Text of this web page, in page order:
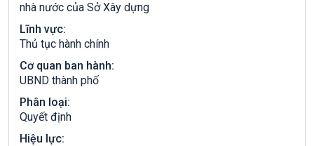
nhà nước của Sở Xây dựng
Lĩnh vực:
Thủ tục hành chính
Cơ quan ban hành:
UBND thành phố
Phân loại:
Quyết định
Hiệu lực: